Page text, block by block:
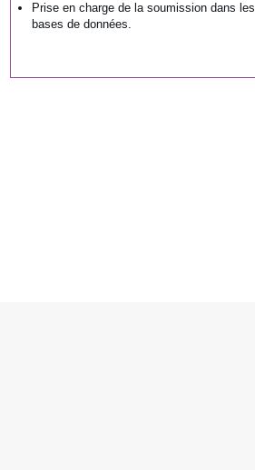
Prise en charge de la soumission dans les
bases de données.